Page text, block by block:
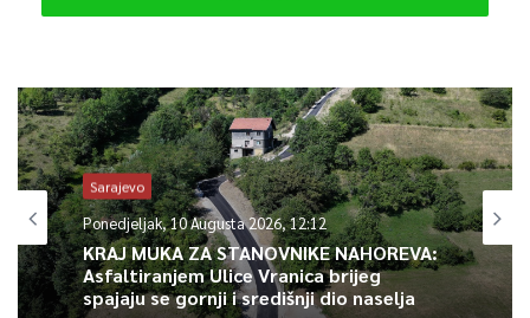
Sarajevo
Ponedjeljak, 10 Augusta 2026, 12:12
KRAJ MUKA ZA STANOVNIKE NAHOREVA:
Asfaltiranjem Ulice Vranica brijeg
spajaju se gornji i središnji dio naselja